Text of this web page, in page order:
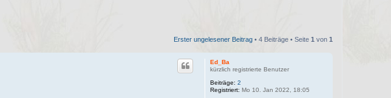
Erster ungelesener Beitrag • 4 Beiträge • Seite 1 von 1
Ed_Ba
kürzlich registrierte Benutzer
Beiträge: 2
Registriert: Mo 10. Jan 2022, 18:05